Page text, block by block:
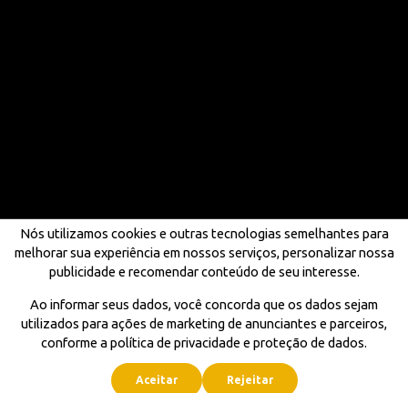
Nós utilizamos cookies e outras tecnologias semelhantes para
melhorar sua experiência em nossos serviços, personalizar nossa
publicidade e recomendar conteúdo de seu interesse.
Ao informar seus dados, você concorda que os dados sejam
utilizados para ações de marketing de anunciantes e parceiros,
conforme a política de privacidade e proteção de dados.
Aceitar Rejeitar